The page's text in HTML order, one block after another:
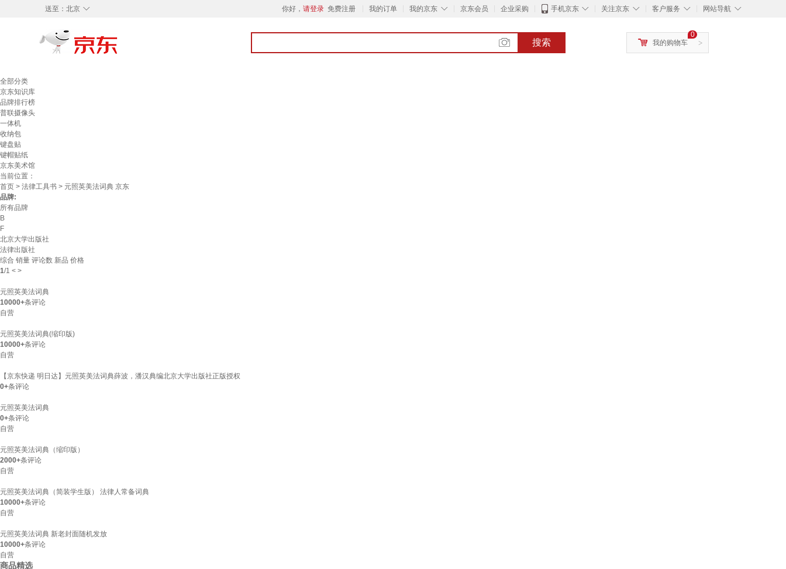
◇
送至： 北京 你好， 请登录 免费注册 我的订单 ◇
我的京东 京东会员 企业采购 ◇
手机京东 ◇
关注京东 ◇
客户服务 ◇
网站导航
搜索 >
0
我的购物车
全部分类
京东知识库
品牌排行榜
普联摄像头
一体机
收纳包
键盘贴
键帽贴纸
京东美术馆
当前位置：
首页 > 法律工具书 > 元照英美法词典 京东
品牌:
所有品牌
B
F
北京大学出版社
法律出版社
综合 销量 评论数 新品 价格
1/1 < >
元照英美法词典
10000+条评论
自营
元照英美法词典(缩印版)
10000+条评论
自营
【京东快递 明日达】元照英美法词典薛波，潘汉典编北京大学出版社正版授权
0+条评论
元照英美法词典
0+条评论
自营
元照英美法词典（缩印版）
2000+条评论
自营
元照英美法词典（简装学生版） 法律人常备词典
10000+条评论
自营
元照英美法词典 新老封面随机发放
10000+条评论
自营
商品精选